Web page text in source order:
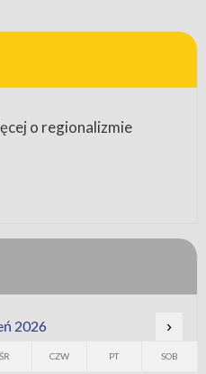
o regionalizmie
2026 ›
ŚR CZW PT SOB